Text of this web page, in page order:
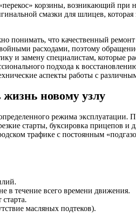
корзины, возникающий
смазки для шлицев,
понимать, что качественный
расходами, поэтому
и замену специалистам,
подхода к
аспекты работы с
новому узлу
режима
старты, буксировка прицепов
трафике с постоянным
в течение всего времени движения.
масляных подтеков).